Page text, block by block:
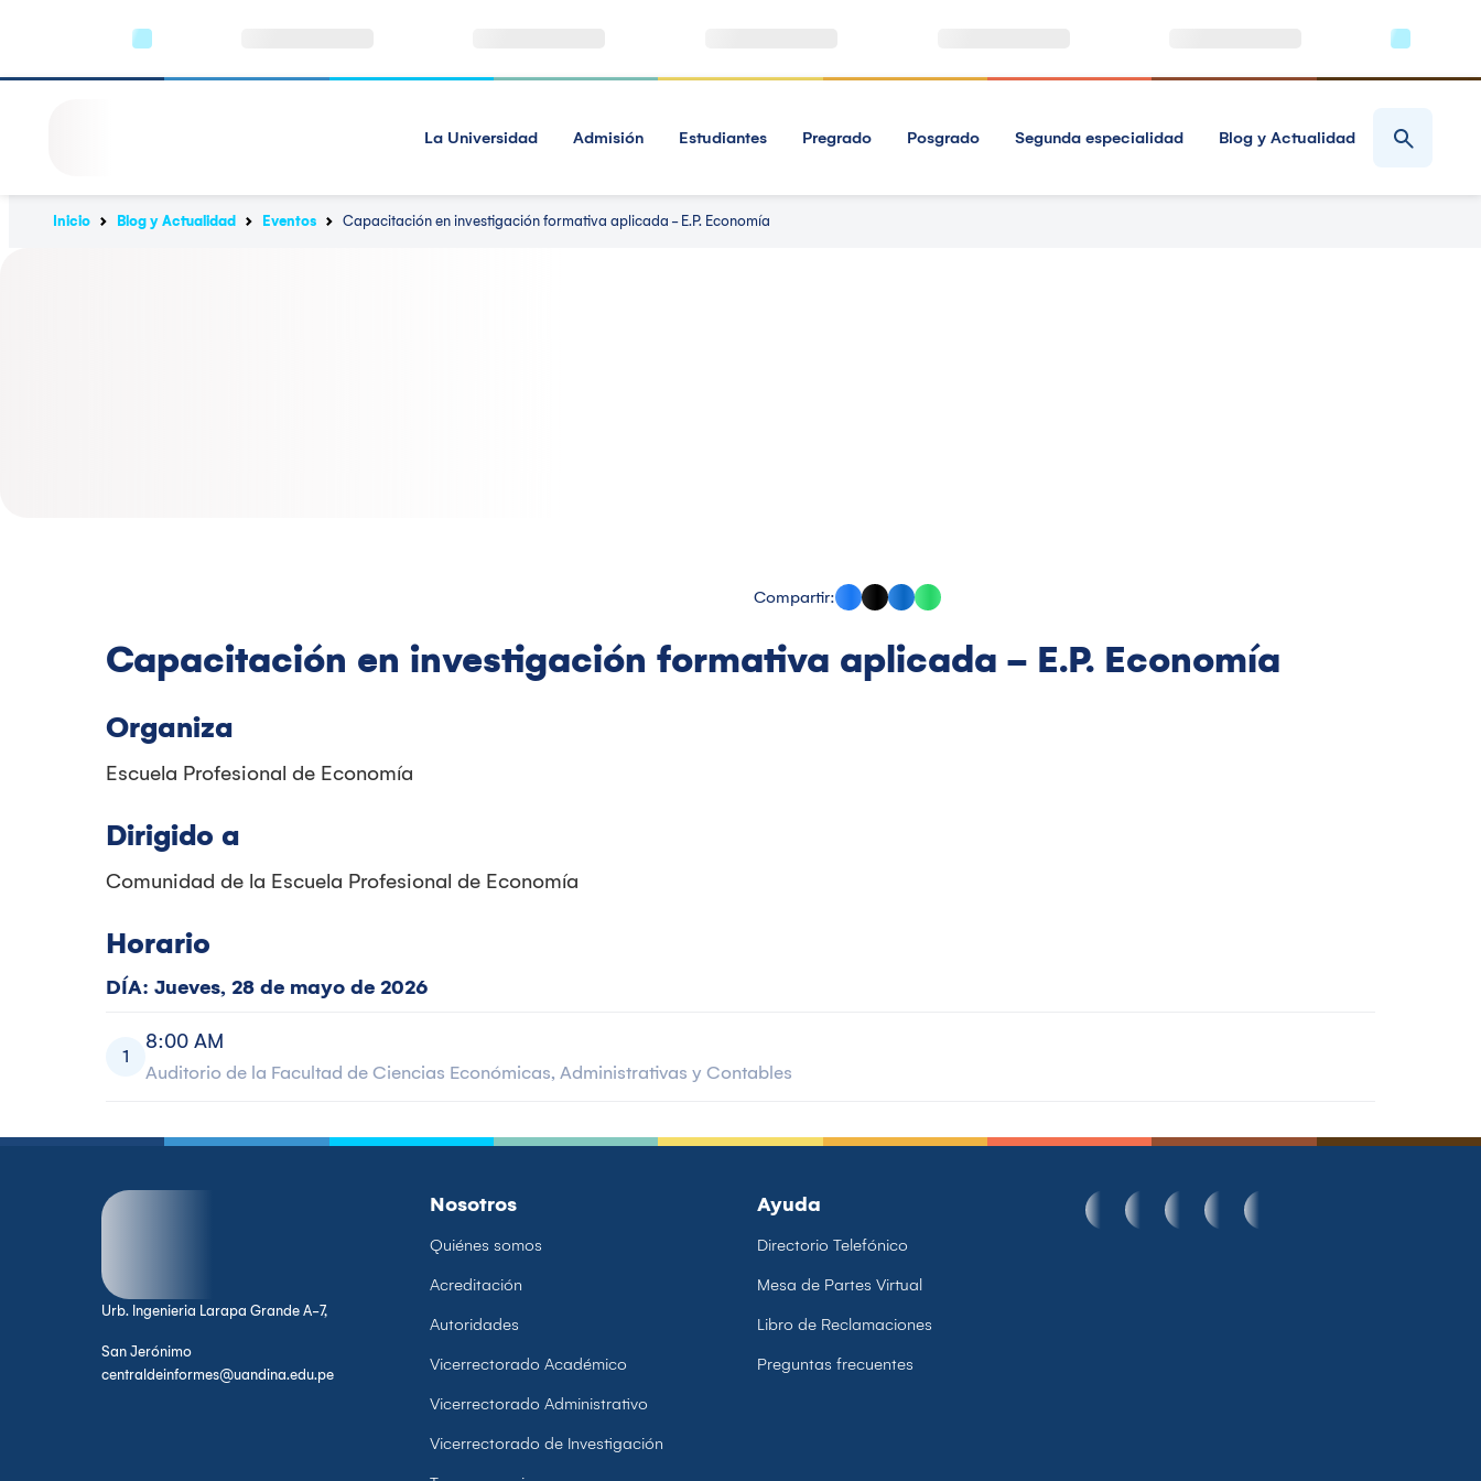
La Universidad Admisión Estudiantes Pregrado Posgrado Segunda especialidad Blog y Actualidad
Inicio Blog y Actualidad Eventos Capacitación en investigación formativa aplicada - E.P. Economía
Compartir:
Capacitación en investigación formativa aplicada - E.P. Economía
Organiza
Escuela Profesional de Economía
Dirigido a
Comunidad de la Escuela Profesional de Economía
Horario
DÍA: Jueves, 28 de mayo de 2026
1
8:00 AM
Auditorio de la Facultad de Ciencias Económicas, Administrativas y Contables
Urb. Ingenieria Larapa Grande A-7,
San Jerónimo
centraldeinformes@uandina.edu.pe
Nosotros
Quiénes somos
Acreditación
Autoridades
Vicerrectorado Académico
Vicerrectorado Administrativo
Vicerrectorado de Investigación
Ayuda
Directorio Telefónico
Mesa de Partes Virtual
Libro de Reclamaciones
Preguntas frecuentes